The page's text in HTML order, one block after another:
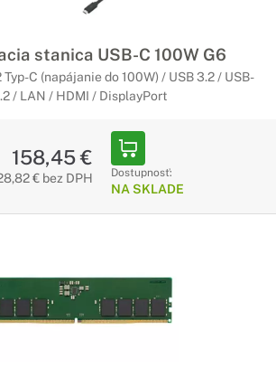
stanica USB-C 100W G6
C (napájanie do 100W) / USB 3.2 / USB-
/ LAN / HDMI / DisplayPort
158,45 €
€ bez DPH Dostupnosť:
NA SKLADE